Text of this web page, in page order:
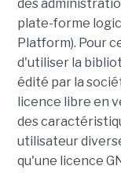
des
plate-forme
Platform). Pour
d'utiliser la
édité par la
licence libre en
des
utilisateur
qu'une licence